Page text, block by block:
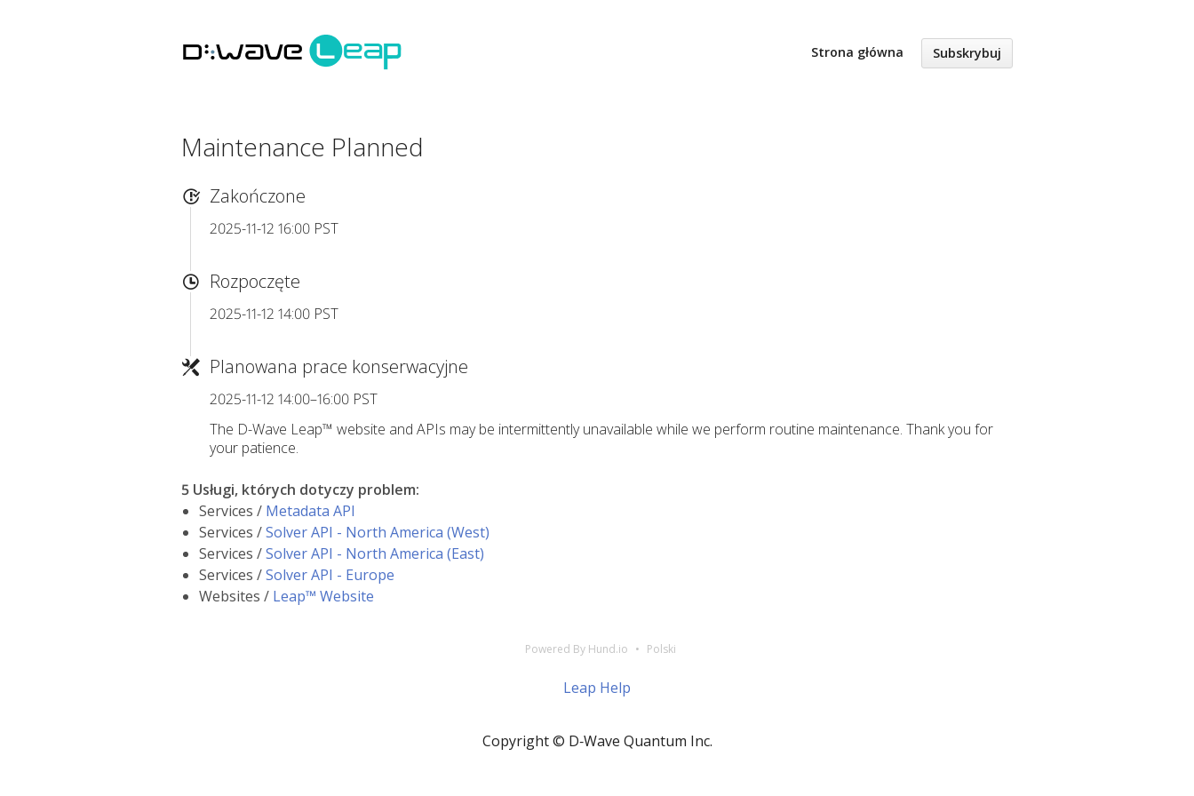
Strona główna Subskrybuj
Maintenance Planned
Zakończone
2025-11-12 16:00 PST
Rozpoczęte
2025-11-12 14:00 PST
Planowana prace konserwacyjne
2025-11-12 14:00–16:00 PST
The D-Wave Leap™ website and APIs may be intermittently unavailable while we perform routine maintenance. Thank you for
your patience.
5 Usługi, których dotyczy problem:
Services / Metadata API
Services /Solver API - North America (West)
Services /Solver API - North America (East)
Services /Solver API - Europe
Websites / Leap™ Website
Powered By Hund.io Polski
Leap Help
Copyright © D‑Wave Quantum Inc.